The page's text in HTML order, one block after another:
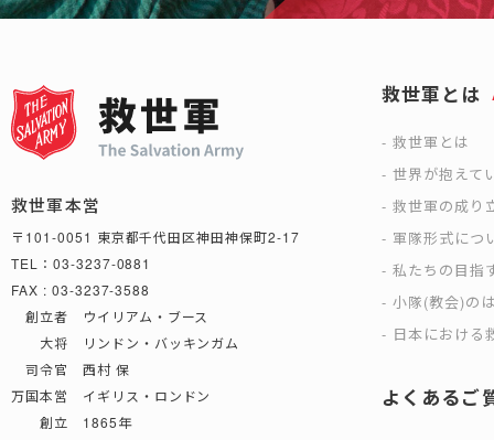
救世軍本営
〒101-0051 東京都千代田区神田神保町2-17
TEL：03-3237-0881
FAX : 03-3237-3588
創立者 ウイリアム・ブース
大将 リンドン・バッキンガム
司令官 西村 保
万国本営 イギリス・ロンドン
創立 1865年
救世軍とは
救世軍とは
世界が抱えて
救世軍の成り
軍隊形式につ
私たちの目指
小隊(教会)の
日本における
よくあるご